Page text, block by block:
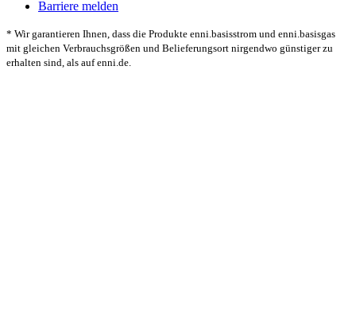
Barriere melden
* Wir garantieren Ihnen, dass die Produkte enni.basisstrom und enni.basisgas
mit gleichen Verbrauchsgrößen und Belieferungsort nirgendwo günstiger zu
erhalten sind, als auf enni.de.